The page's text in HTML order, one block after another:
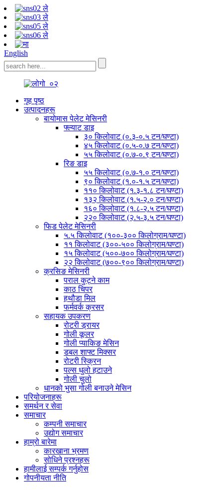
English
गृह पृष्ठ
उत्पादनहरू
बायोमास पेलेट मेसिनरी
फ्ल्याट डाइ
३० किलोवाट (०.३-०.५ टन/घण्टा)
४५ किलोवाट (०.५-०.७ टन/घण्टा)
५५ किलोवाट (०.७-०.९ टन/घण्टा)
रिङ डाइ
५५ किलोवाट (०.७-१.० टन/घण्टा)
९० किलोवाट (१.०-१.५ टन/घण्टा)
११० किलोवाट (१.३-१.८ टन/घण्टा)
१३२ किलोवाट (१.५-२.० टन/घण्टा)
१६० किलोवाट (१.८-२.५ टन/घण्टा)
२२० किलोवाट (२.५-३.५ टन/घण्टा)
फिड पेलेट मेसिनरी
५.५ किलोवाट (१००-३०० किलोग्राम/घण्टा)
११ किलोवाट (३००-५०० किलोग्राम/घण्टा)
१५ किलोवाट (५००-७०० किलोग्राम/घण्टा)
२२ किलोवाट (७००-९०० किलोग्राम/घण्टा)
क्रसिङ मेसिनरी
पराल कुट्ने काम
काठ चिपर
हथौडा मिल
फर्मवर्क क्रसर
सहायक उपकरण
रोटरी ड्रायर
गोली कूलर
गोली प्याकिङ मेसिन
डबल शाफ्ट मिक्सर
रोटरी स्क्रिन
पल्स धुलो हटाउने
गोली चुलो
धानको भुसा गोली बनाउने मेसिन
परियोजनाहरू
समर्थन र सेवा
समाचार
कम्पनी समाचार
उद्योग समाचार
हाम्रो बारेमा
कारखाना भ्रमण
सोधिने प्रश्नहरू
हामीलाई सम्पर्क गर्नुहोस
गोपनीयता नीति